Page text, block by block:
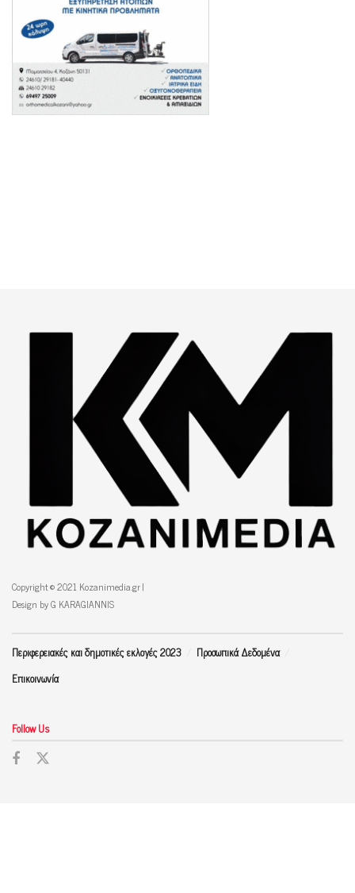
Copyright © 2021 Kozanimedia.gr |
Design by G KARAGIANNIS
Περιφερειακές και δημοτικές εκλογές 2023
Προσωπικά Δεδομένα
Επικοινωνία
Follow Us